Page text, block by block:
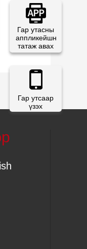
Гар утасны
аппликейшн
татаж авах
Гар утсаар
үзэх